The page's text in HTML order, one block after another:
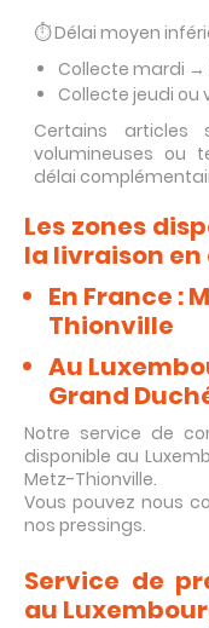
⏱️ Délai moyen
Collecte mardi →
Collecte jeudi
Certains articles
volumineuses ou
délai
Les zones
la livraison
En France :
Thionville
Au
Grand
Notre service de
disponible au
Metz-Thionville.
Vous pouvez nous
nos pressings.
Service de
au